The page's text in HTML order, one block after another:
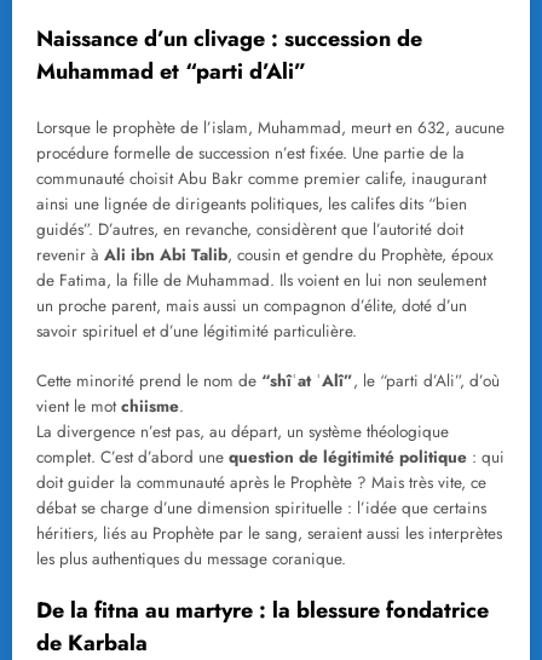
Naissance d’un clivage : succession de
Muhammad et “parti d’Ali”
Lorsque le prophète de l’islam, Muhammad, meurt en 632, aucune
procédure formelle de succession n’est fixée. Une partie de la
communauté choisit Abu Bakr comme premier calife, inaugurant
ainsi une lignée de dirigeants politiques, les califes dits “bien
guidés”. D’autres, en revanche, considèrent que l’autorité doit
revenir à Ali ibn Abi Talib, cousin et gendre du Prophète, époux
de Fatima, la fille de Muhammad. Ils voient en lui non seulement
un proche parent, mais aussi un compagnon d’élite, doté d’un
savoir spirituel et d’une légitimité particulière.
Cette minorité prend le nom de “shîʿat ʿAlî”, le “parti d’Ali”, d’où
vient le motchiisme.
La divergence n’est pas, au départ, un système théologique
complet. C’est d’abord une question de légitimité politique : qui
doit guider la communauté après le Prophète ? Mais très vite, ce
débat se charge d’une dimension spirituelle : l’idée que certains
héritiers, liés au Prophète par le sang, seraient aussi les interprètes
les plus authentiques du message coranique.
De la fitna au martyre : la blessure fondatrice
de Karbala